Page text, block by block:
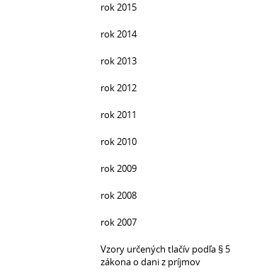
rok 2015
rok 2014
rok 2013
rok 2012
rok 2011
rok 2010
rok 2009
rok 2008
rok 2007
Vzory určených tlačív podľa § 5
zákona o dani z príjmov